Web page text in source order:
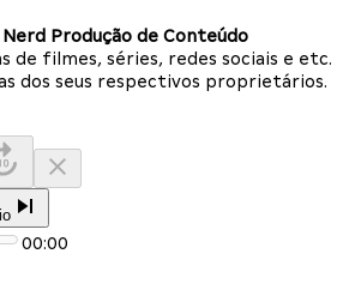
Produção de Conteúdo
de filmes, séries, redes sociais e etc.
dos seus respectivos proprietários.
00:00